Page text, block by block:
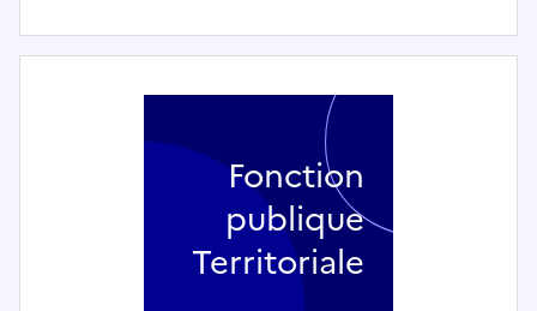
Fonction
publique
Territoriale